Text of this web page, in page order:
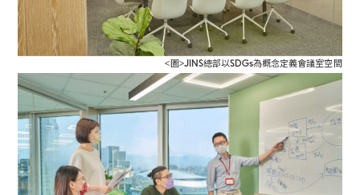
<圖>JINS總部以SDGs為概念定義會議室空間